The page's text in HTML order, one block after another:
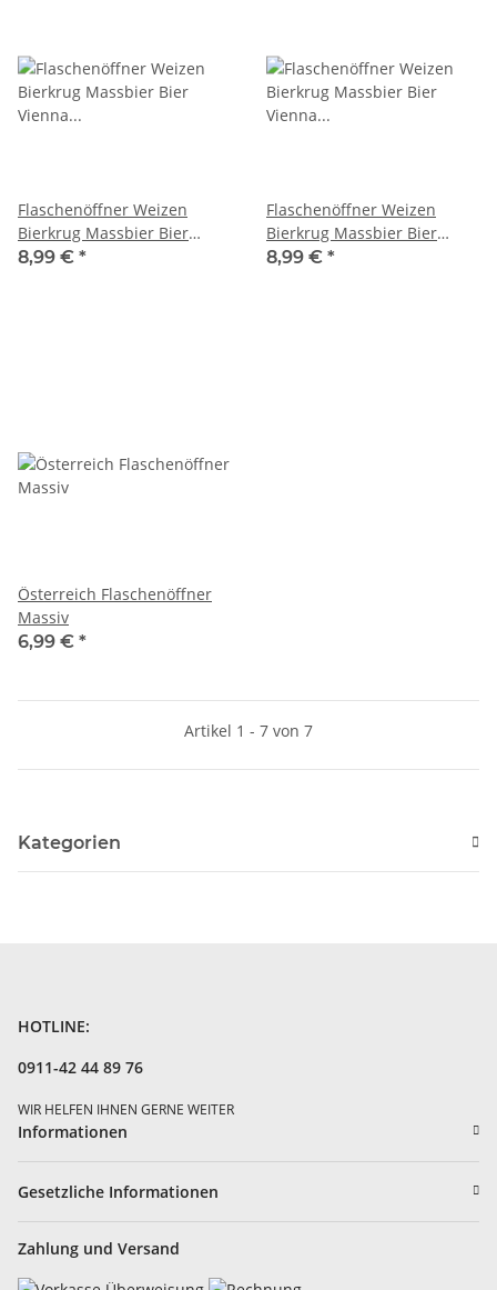
Flaschenöffner Weizen
Bierkrug Massbier Bier
Vienna Wien Salzburg
8,99 € *
Flaschenöffner Weizen
Bierkrug Massbier Bier
Vienna Wien Salzburg
8,99 € *
Österreich Flaschenöffner
Massiv
6,99 € *
Artikel 1 - 7 von 7
Kategorien
HOTLINE:
0911-42 44 89 76
WIR HELFEN IHNEN GERNE WEITER
Informationen
Gesetzliche Informationen
Zahlung und Versand